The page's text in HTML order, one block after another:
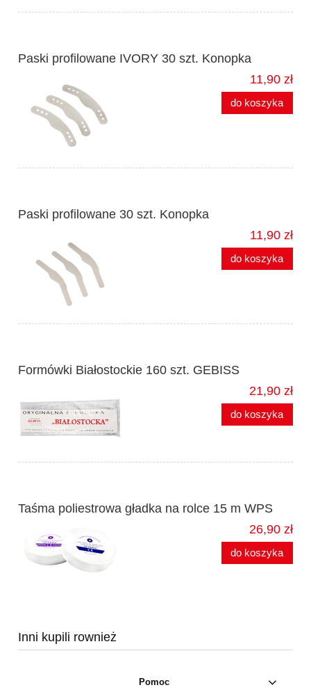
Paski profilowane IVORY 30 szt. Konopka
11,90 zł
do koszyka
Paski profilowane 30 szt. Konopka
11,90 zł
do koszyka
Formówki Białostockie 160 szt. GEBISS
21,90 zł
do koszyka
Taśma poliestrowa gładka na rolce 15 m WPS
26,90 zł
do koszyka
Inni kupili rownież
Pomoc